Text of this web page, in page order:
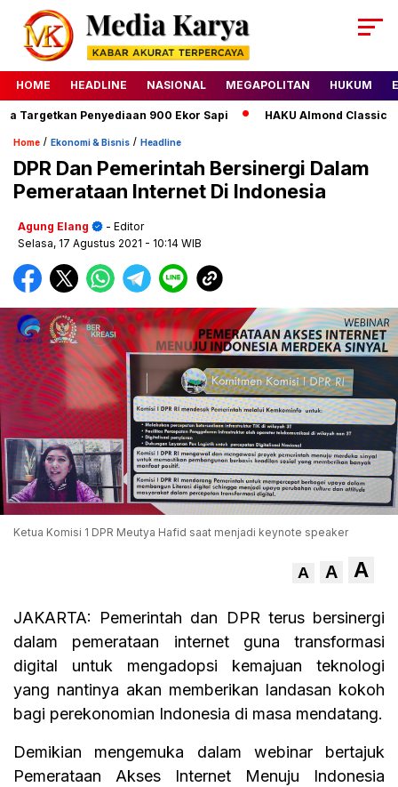
HOME HEADLINE NASIONAL MEGAPOLITAN HUKUM
Penyediaan 900 Ekor Sapi HAKU Almond Classic
Home / Ekonomi & Bisnis / Headline
DPR Dan Pemerintah Bersinergi Dalam
Pemerataan Internet Di Indonesia
Agung Elang
- Editor
Selasa, 17 Agustus 2021 - 10:14 WIB
Ketua Komisi 1 DPR Meutya Hafid saat menjadi keynote speaker
A A A
JAKARTA: Pemerintah dan DPR terus bersinergi
dalam pemerataan internet guna transformasi
digital untuk mengadopsi kemajuan teknologi
yang nantinya akan memberikan landasan kokoh
bagi perekonomian Indonesia di masa mendatang.
Demikian mengemuka dalam webinar bertajuk
Pemerataan Akses Internet Menuju Indonesia